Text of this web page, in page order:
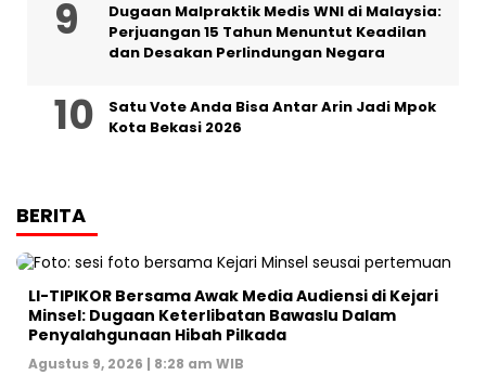
‎Dugaan Malpraktik Medis WNI di Malaysia:
Perjuangan 15 Tahun Menuntut Keadilan
dan Desakan Perlindungan Negara
Satu Vote Anda Bisa Antar Arin Jadi Mpok
Kota Bekasi 2026
BERITA
LI-TIPIKOR Bersama Awak Media Audiensi di Kejari
Minsel: Dugaan Keterlibatan Bawaslu Dalam
Penyalahgunaan Hibah Pilkada
Agustus 9, 2026 | 8:28 am WIB